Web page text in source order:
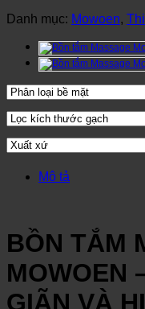
Danh mục: Mowoen,
Mô tả
BỒN TẮM
MOWOEN
GIÃN VÀ